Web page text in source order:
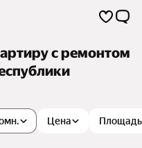
с ремонтом
Цена Площадь